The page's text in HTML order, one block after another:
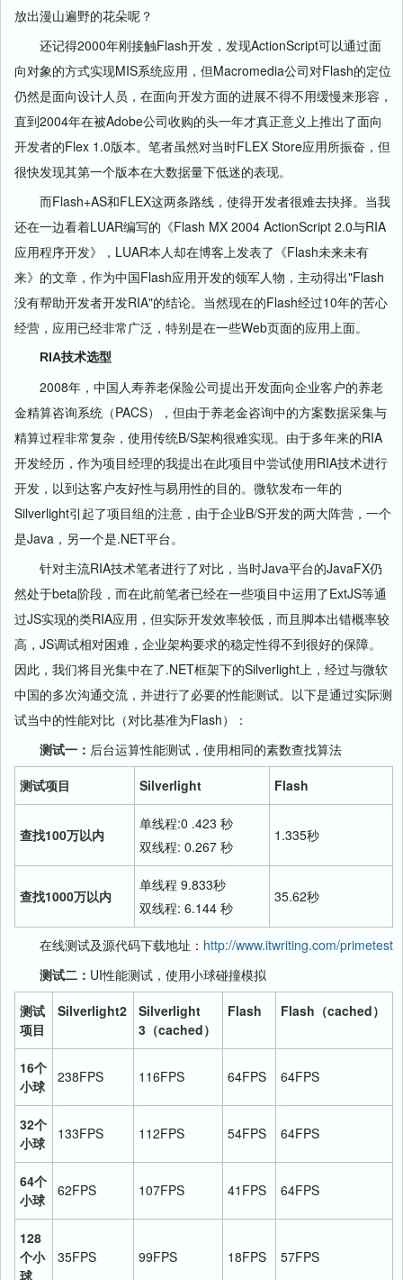
放出漫山遍野的花朵呢？
还记得2000年刚接触Flash开发，发现ActionScript可以通过面
向对象的方式实现MIS系统应用，但Macromedia公司对Flash的定位
仍然是面向设计人员，在面向开发方面的进展不得不用缓慢来形容，
直到2004年在被Adobe公司收购的头一年才真正意义上推出了面向
开发者的Flex 1.0版本。笔者虽然对当时FLEX Store应用所振奋，但
很快发现其第一个版本在大数据量下低迷的表现。
而Flash+AS和FLEX这两条路线，使得开发者很难去抉择。当我
还在一边看着LUAR编写的《Flash MX 2004 ActionScript 2.0与RIA
应用程序开发》，LUAR本人却在博客上发表了《Flash未来未有
来》的文章，作为中国Flash应用开发的领军人物，主动得出"Flash
没有帮助开发者开发RIA"的结论。当然现在的Flash经过10年的苦心
经营，应用已经非常广泛，特别是在一些Web页面的应用上面。
RIA技术选型
2008年，中国人寿养老保险公司提出开发面向企业客户的养老
金精算咨询系统（PACS），但由于养老金咨询中的方案数据采集与
精算过程非常复杂，使用传统B/S架构很难实现。由于多年来的RIA
开发经历，作为项目经理的我提出在此项目中尝试使用RIA技术进行
开发，以到达客户友好性与易用性的目的。微软发布一年的
Silverlight引起了项目组的注意，由于企业B/S开发的两大阵营，一个
是Java，另一个是.NET平台。
针对主流RIA技术笔者进行了对比，当时Java平台的JavaFX仍
然处于beta阶段，而在此前笔者已经在一些项目中运用了ExtJS等通
过JS实现的类RIA应用，但实际开发效率较低，而且脚本出错概率较
高，JS调试相对困难，企业架构要求的稳定性得不到很好的保障。
因此，我们将目光集中在了.NET框架下的Silverlight上，经过与微软
中国的多次沟通交流，并进行了必要的性能测试。以下是通过实际测
试当中的性能对比（对比基准为Flash）：
测试一： 后台运算性能测试，使用相同的素数查找算法
测试项目
Silverlight Flash
查找100万以内
单线程:0 .423 秒
双线程: 0.267 秒
1.335秒
查找1000万以内
单线程 9.833秒
双线程: 6.144 秒
35.62秒
在线测试及源代码下载地址： http://www.itwriting.com/primetest
测试二： UI性能测试，使用小球碰撞模拟
测试
项目
Silverlight2
Silverlight
3 （cached）
Flash Flash （cached）
16个
小球
238FPS 116FPS 64FPS 64FPS
32个
小球
133FPS 112FPS 54FPS 64FPS
64个
小球
62FPS 107FPS 41FPS 64FPS
128
个小
球
35FPS 99FPS 18FPS 57FPS